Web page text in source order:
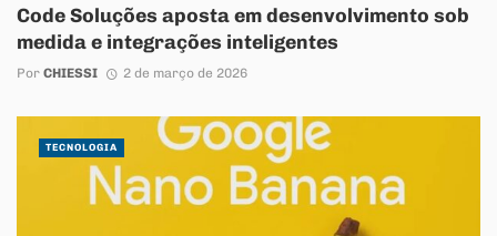
Code Soluções aposta em desenvolvimento sob
medida e integrações inteligentes
Por CHIESSI 2 de março de 2026
TECNOLOGIA